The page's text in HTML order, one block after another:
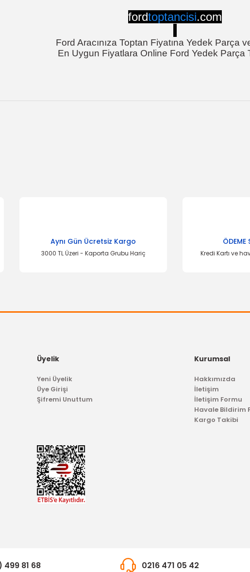
fordtoptancisi.com
Ford Aracınıza Toptan Fiyatına Yedek Parça
En Uygun Fiyatlara Online Ford Yedek Parça
ve diğer konularda yetersiz gördüğünüz noktaları öneri formunu
Tavan İç Aydınlatma Çerçevesi
287,67 TL
Aynı Gün Ücretsiz Kargo
3000 TL Üzeri - Kaporta Grubu Hariç
ÖDEME
Kredi Kartı ve
Üyelik
Yeni Üyelik
Üye Girişi
Şifremi Unuttum
Kurumsal
Hakkımızda
İletişim
İletişim Formu
Havale Bildirim
Kargo Takibi
81 68 0216 471 05 42